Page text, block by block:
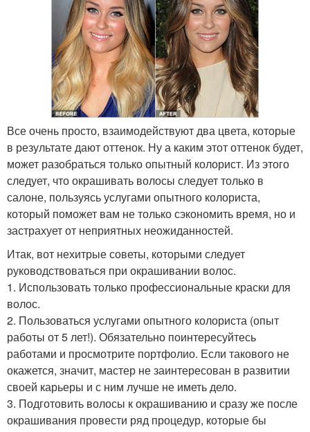
Все очень просто, взаимодействуют два цвета, которые
в результате дают оттенок. Ну а каким этот оттенок будет,
может разобраться только опытный колорист. Из этого
следует, что окрашивать волосы следует только в
салоне, пользуясь услугами опытного колориста,
который поможет вам не только сэкономить время, но и
застрахует от неприятных неожиданностей.
Итак, вот нехитрые советы, которыми следует
руководствоваться при окрашивании волос.
1. Использовать только профессиональные краски для
волос.
2. Пользоваться услугами опытного колориста (опыт
работы от 5 лет!). Обязательно поинтересуйтесь
работами и просмотрите портфолио. Если такового не
окажется, значит, мастер не заинтересован в развитии
своей карьеры и с ним лучше не иметь дело.
3. Подготовить волосы к окрашиванию и сразу же после
окрашивания провести ряд процедур, которые бы